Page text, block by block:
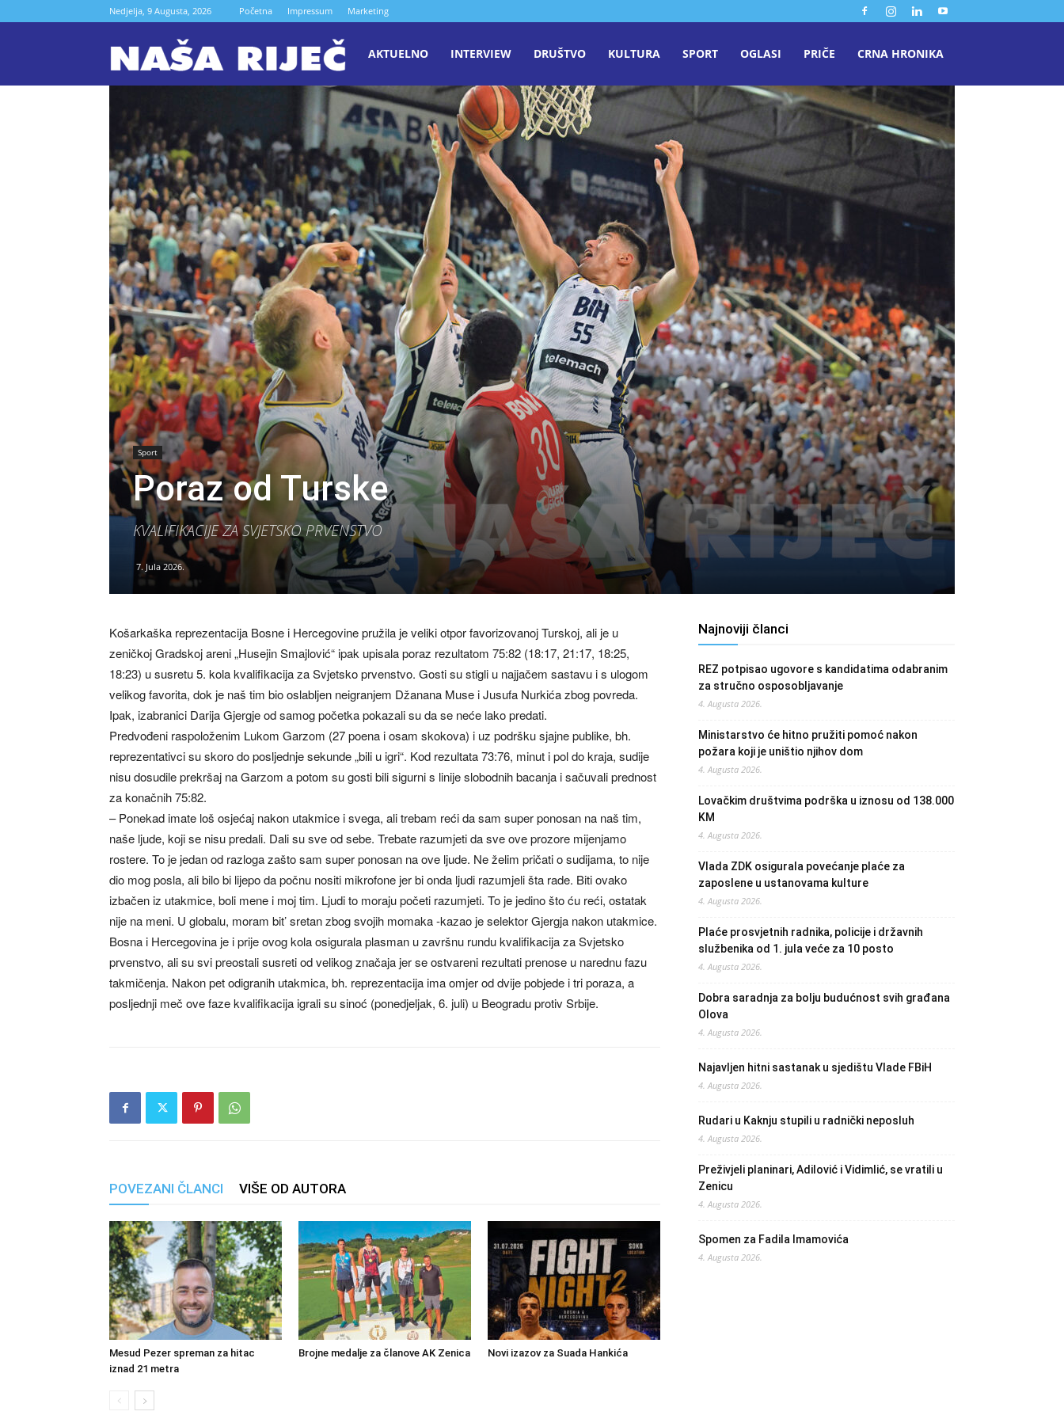
Nedjelja, 9 Augusta, 2026 Početna Impressum Marketing
Naša
riječ
Zenica
AKTUELNO INTERVIEW DRUŠTVO KULTURA SPORT OGLASI PRIČE CRNA HRONIKA
Sport
Poraz od Turske
KVALIFIKACIJE ZA SVJETSKO PRVENSTVO
7. Jula 2026.
Košarkaška reprezentacija Bosne i Hercegovine pružila je veliki otpor favorizovanoj Turskoj, ali je u
zeničkoj Gradskoj areni „Husejin Smajlović“ ipak upisala poraz rezultatom 75:82 (18:17, 21:17, 18:25,
18:23) u susretu 5. kola kvalifikacija za Svjetsko prvenstvo. Gosti su stigli u najjačem sastavu i s ulogom
velikog favorita, dok je naš tim bio oslabljen neigranjem Džanana Muse i Jusufa Nurkića zbog povreda.
Ipak, izabranici Darija Gjergje od samog početka pokazali su da se neće lako predati.
Predvođeni raspoloženim Lukom Garzom (27 poena i osam skokova) i uz podršku sjajne publike, bh.
reprezentativci su skoro do posljednje sekunde „bili u igri“. Kod rezultata 73:76, minut i pol do kraja, sudije
nisu dosudile prekršaj na Garzom a potom su gosti bili sigurni s linije slobodnih bacanja i sačuvali prednost
za konačnih 75:82.
– Ponekad imate loš osjećaj nakon utakmice i svega, ali trebam reći da sam super ponosan na naš tim,
naše ljude, koji se nisu predali. Dali su sve od sebe. Trebate razumjeti da sve ove prozore mijenjamo
rostere. To je jedan od razloga zašto sam super ponosan na ove ljude. Ne želim pričati o sudijama, to nije
dio mog posla, ali bilo bi lijepo da počnu nositi mikrofone jer bi onda ljudi razumjeli šta rade. Biti ovako
izbačen iz utakmice, boli mene i moj tim. Ljudi to moraju početi razumjeti. To je jedino što ću reći, ostatak
nije na meni. U globalu, moram bit’ sretan zbog svojih momaka -kazao je selektor Gjergja nakon utakmice.
Bosna i Hercegovina je i prije ovog kola osigurala plasman u završnu rundu kvalifikacija za Svjetsko
prvenstvo, ali su svi preostali susreti od velikog značaja jer se ostvareni rezultati prenose u narednu fazu
takmičenja. Nakon pet odigranih utakmica, bh. reprezentacija ima omjer od dvije pobjede i tri poraza, a
posljednji meč ove faze kvalifikacija igrali su sinoć (ponedjeljak, 6. juli) u Beogradu protiv Srbije.
POVEZANI ČLANCI VIŠE OD AUTORA
Mesud Pezer spreman za hitac
iznad 21 metra
Brojne medalje za članove AK Zenica Novi izazov za Suada Hankića
Najnoviji članci
REZ potpisao ugovore s kandidatima odabranim
za stručno osposobljavanje
4. Augusta 2026.
Ministarstvo će hitno pružiti pomoć nakon
požara koji je uništio njihov dom
4. Augusta 2026.
Lovačkim društvima podrška u iznosu od 138.000
KM
4. Augusta 2026.
Vlada ZDK osigurala povećanje plaće za
zaposlene u ustanovama kulture
4. Augusta 2026.
Plaće prosvjetnih radnika, policije i državnih
službenika od 1. jula veće za 10 posto
4. Augusta 2026.
Dobra saradnja za bolju budućnost svih građana
Olova
4. Augusta 2026.
Najavljen hitni sastanak u sjedištu Vlade FBiH
4. Augusta 2026.
Rudari u Kaknju stupili u radnički neposluh
4. Augusta 2026.
Preživjeli planinari, Adilović i Vidimlić, se vratili u
Zenicu
4. Augusta 2026.
Spomen za Fadila Imamovića
4. Augusta 2026.